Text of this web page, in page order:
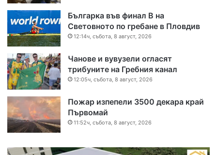
Българка във финал B на
Световното по гребане в Пловдив
12:14ч, събота, 8 август, 2026
Чанове и вувузели огласят
трибуните на Гребния канал
12:05ч, събота, 8 август, 2026
Пожар изпепели 3500 декара край
Първомай
11:52ч, събота, 8 август, 2026